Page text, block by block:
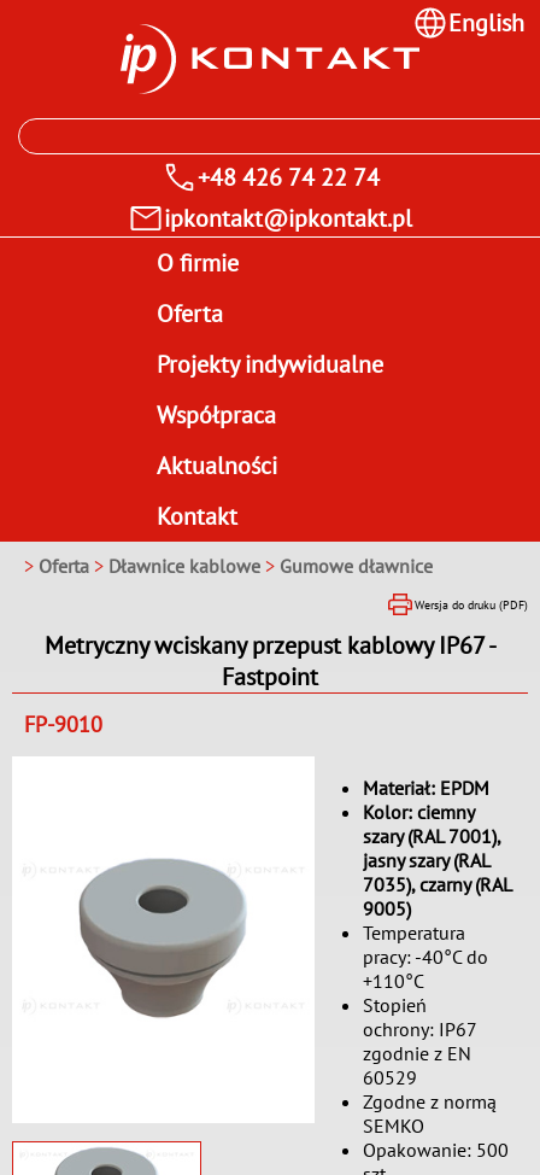
+48 426 74 22 74
ipkontakt@ipkontakt.pl
English
O firmie
Oferta
Projekty indywidualne
Współpraca
Aktualności
Kontakt
> Oferta > Dławnice kablowe > Gumowe dławnice
Wersja do druku (PDF)
Metryczny wciskany przepust kablowy IP67 -
Fastpoint
FP-9010
Materiał: EPDM
Kolor: ciemny
szary (RAL 7001),
jasny szary (RAL
7035), czarny (RAL
9005)
Temperatura
pracy: -40°C do
+110°C
Stopień
ochrony: IP67
zgodnie z EN
60529
Zgodne z normą
SEMKO
Opakowanie: 500